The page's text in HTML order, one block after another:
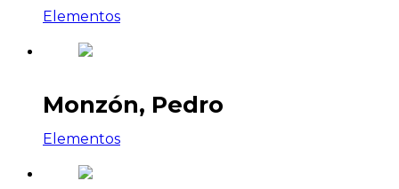
Elementos
Monzón, Pedro
Elementos